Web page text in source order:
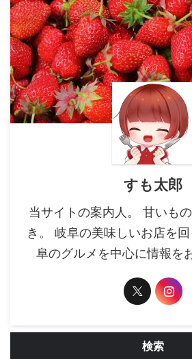
すも太郎
当サイトの案内人。 甘いも
き。 岐阜の美味しいお店を
阜のグルメを中心に情報を
検索